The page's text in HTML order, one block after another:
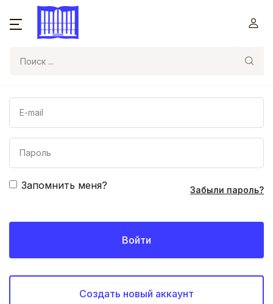
Запомнить меня? Забыли пароль?
Войти
Создать новый аккаунт